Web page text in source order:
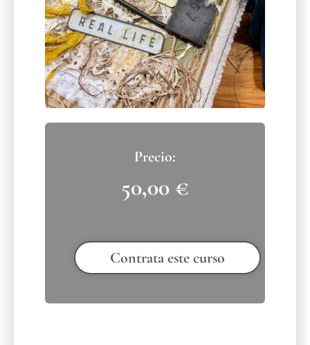
50,00 €
Contrata este curso